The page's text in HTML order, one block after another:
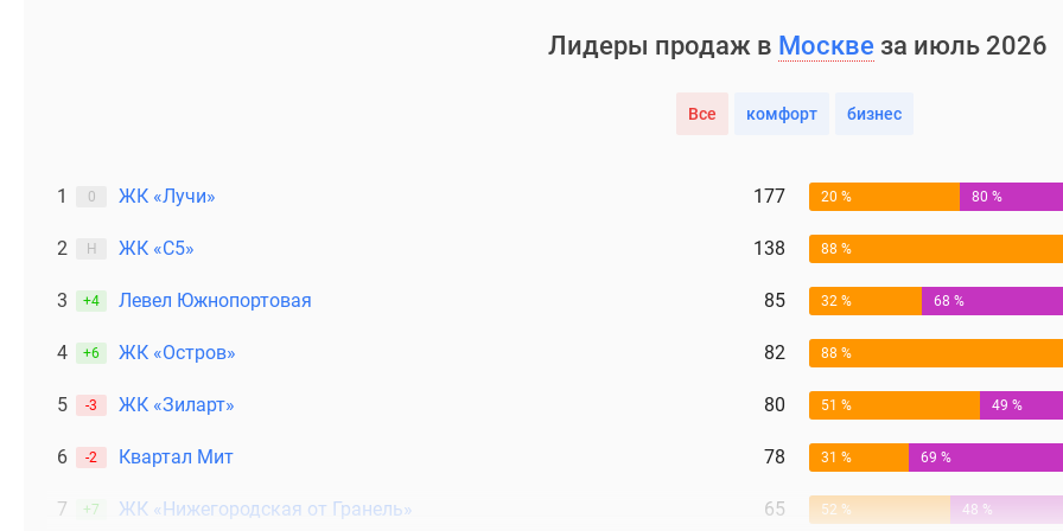
Лидеры продаж в Москве за июль 2026
Все комфорт бизнес
1 0 ЖК «Лучи» 177 20 % 80 %
2 Н ЖК «С5» 138 88 %
3 +4 Левел Южнопортовая 85 32 % 68 %
4 +6 ЖК «Остров» 82 88 %
5 -3 ЖК «Зиларт» 80 51 % 49 %
6 -2 Квартал Мит 78 31 % 69 %
7 +7 ЖК «Нижегородская от Гранель» 65 52 % 48 %